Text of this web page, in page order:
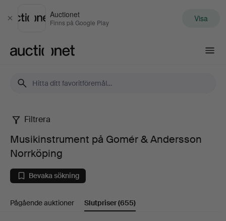
Stäng
Auctionet
Finns på Google Play Visa
Musikinstrument
på
Gomér
Filtrera
Musikinstrument på Gomér & Andersson
Norrköping
Bevaka sökning
Pågående auktioner Slutpriser(655)